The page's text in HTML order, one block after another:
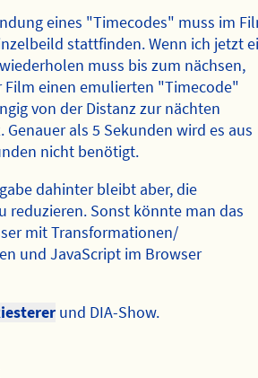
eines "Timecodes" muss im
stattfinden. Wenn ich jetzt
muss bis zum nächsen,
Film einen emulierten "Timecode"
von der Distanz zur nächten
Genauer als 5 Sekunden wird es aus
nicht benötigt.
dahinter bleibt aber, die
reduzieren. Sonst könnte man das
mit Transformationen/
und JavaScript im Browser
und DIA-Show.